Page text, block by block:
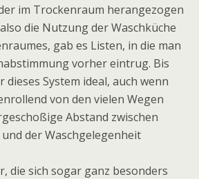
im Trockenraum herangezogen
die Nutzung der Waschküche
gab es Listen, in die man
vorher eintrug. Bis
System ideal, auch wenn
von den vielen Wegen
Abstand zwischen
der Waschgelegenheit
die sich sogar ganz besonders